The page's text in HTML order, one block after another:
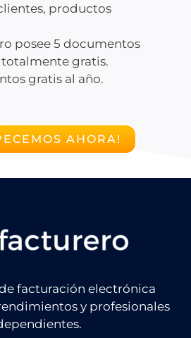
productos
posee 5 documentos
gratis.
gratis al año.
AHORA!
facturación electrónica
y profesionales